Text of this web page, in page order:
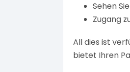
Sehen
Zugang
All dies ist
bietet Ihren